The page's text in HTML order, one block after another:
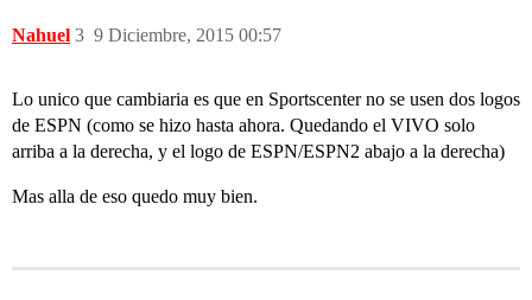
Nahuel 9 Diciembre, 2015 00:57
3
Lo unico que cambiaria es que en Sportscenter no se usen dos logos
de ESPN (como se hizo hasta ahora. Quedando el VIVO solo
arriba a la derecha, y el logo de ESPN/ESPN2 abajo a la derecha)
Mas alla de eso quedo muy bien.